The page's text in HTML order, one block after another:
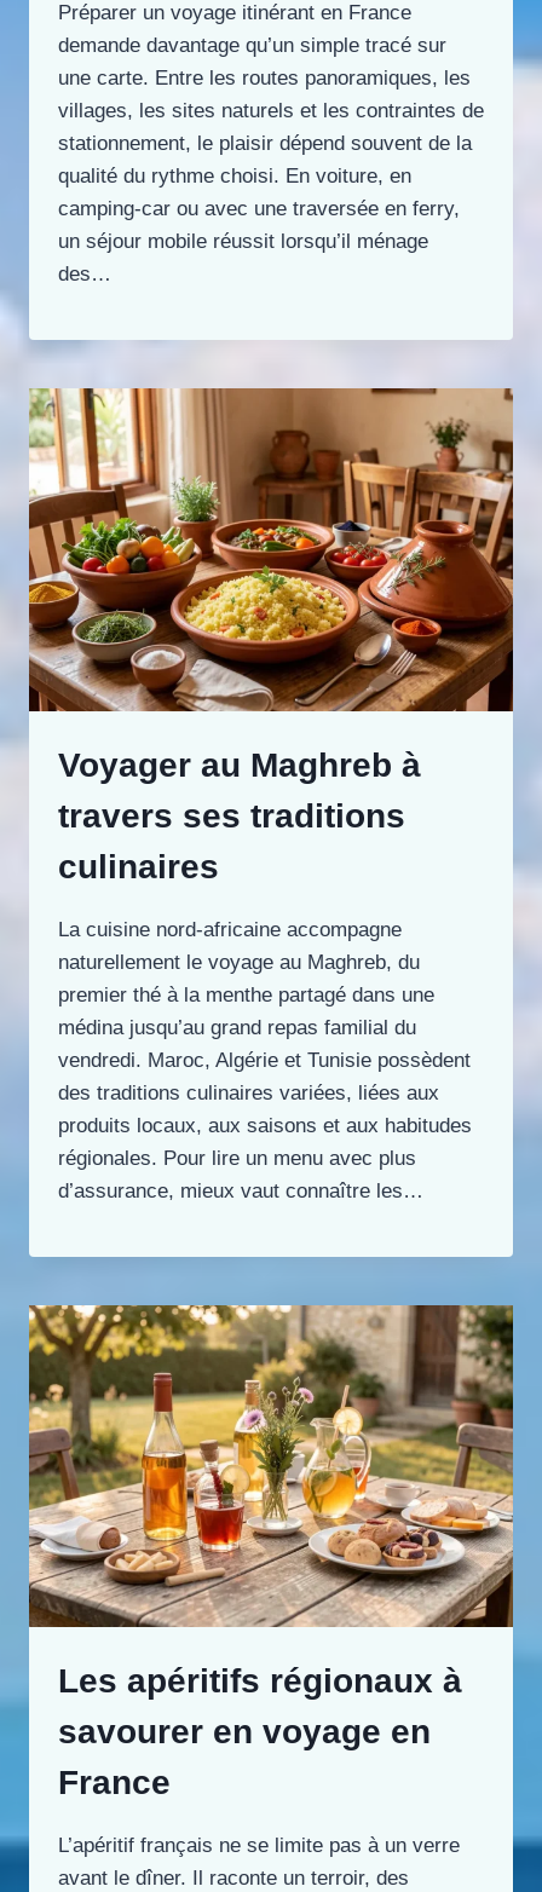
Préparer un voyage itinérant en France
demande davantage qu’un simple tracé sur
une carte. Entre les routes panoramiques, les
villages, les sites naturels et les contraintes de
stationnement, le plaisir dépend souvent de la
qualité du rythme choisi. En voiture, en
camping-car ou avec une traversée en ferry,
un séjour mobile réussit lorsqu’il ménage
des…
Voyager au Maghreb à
travers ses traditions
culinaires
La cuisine nord-africaine accompagne
naturellement le voyage au Maghreb, du
premier thé à la menthe partagé dans une
médina jusqu’au grand repas familial du
vendredi. Maroc, Algérie et Tunisie possèdent
des traditions culinaires variées, liées aux
produits locaux, aux saisons et aux habitudes
régionales. Pour lire un menu avec plus
d’assurance, mieux vaut connaître les…
Les apéritifs régionaux à
savourer en voyage en
France
L’apéritif français ne se limite pas à un verre
avant le dîner. Il raconte un terroir, des